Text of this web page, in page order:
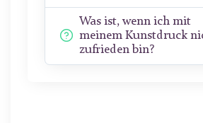
Was ist, wenn ich mit
meinem Kunstdruck
zufrieden bin?